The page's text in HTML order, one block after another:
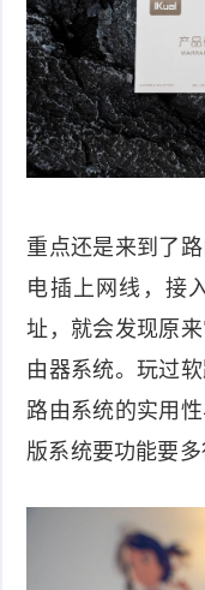
重点还是来到了
电插上网线，接
址，就会发现原
由器系统。玩过
路由系统的实用
版系统要功能要多